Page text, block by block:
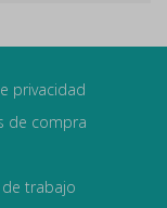
privacidad
de compra
trabajo